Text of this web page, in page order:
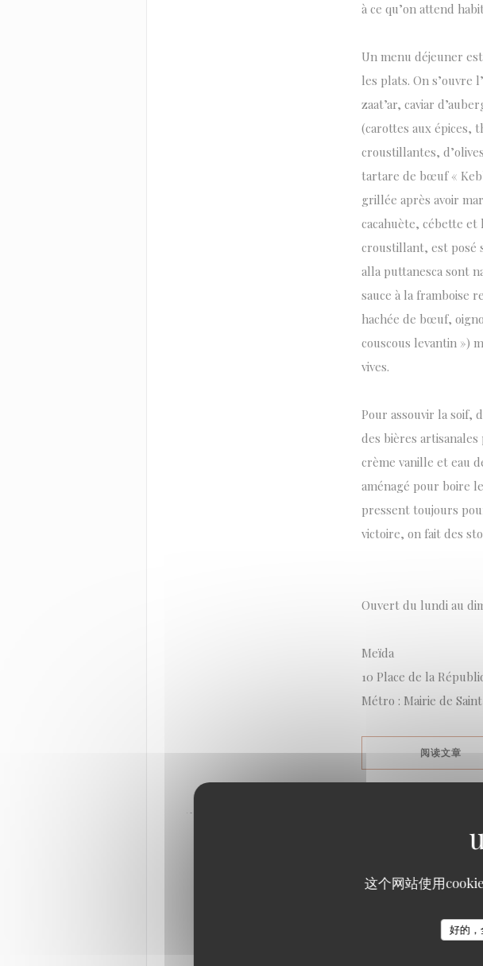
这个网站使用
好的，
à ce qu’on attend
Un menu déjeuner
les plats. On s’ouvre
zaat’ar, caviar
(carottes aux épices,
croustillantes,
tartare de bœuf «
grillée après avoir
cacahuète, cébette
croustillant, est posé
alla puttanesca sont
sauce à la framboise
hachée de bœuf,
couscous levantin »)
vives.
Pour assouvir la soif,
des bières
crème vanille et eau
aménagé pour boire
pressent toujours
victoire, on fait des
Ouvert du lundi au
Meïda
10 Place de la
Métro : Mairie de
阅读文章((在
SEINE SAINT
2026/05/27
Meïda à Saint-Ouen